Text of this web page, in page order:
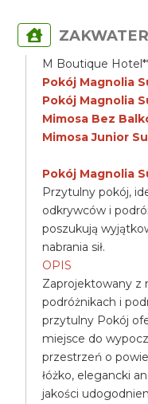
M Boutique
Pokój Magnolia
Pokój Magnolia
Mimosa Bez
Mimosa Junior
Pokój Magnolia
Przytulny pokój,
odkrywców i
poszukują
nabrania sił.
OPIS
Zaprojektowany z
podróżnikach i
przytulny Pokój
miejsce do
przestrzeń o
łóżko, elegancki
jakości